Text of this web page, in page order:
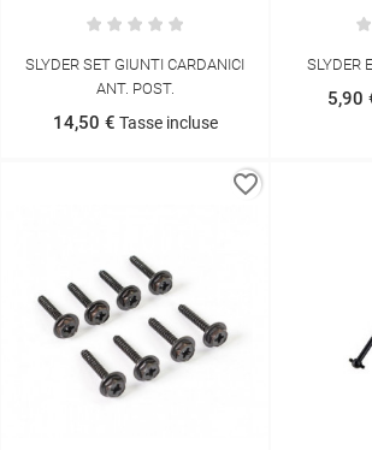
SLYDER SET GIUNTI CARDANICI
ANT. POST.
14,50 € Tasse incluse
SLYDER
5,90
favorite_border